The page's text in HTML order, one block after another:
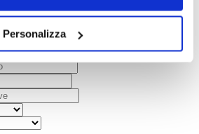
profilazione e con installazione
che potrai revocare in
Personalizza